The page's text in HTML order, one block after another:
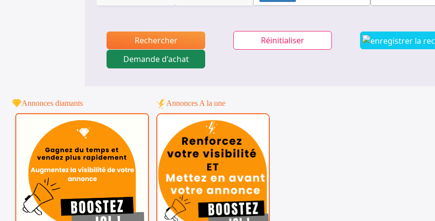
Rechercher Réinitialiser
Demande d'achat
Annonces diamants Annonces A la une